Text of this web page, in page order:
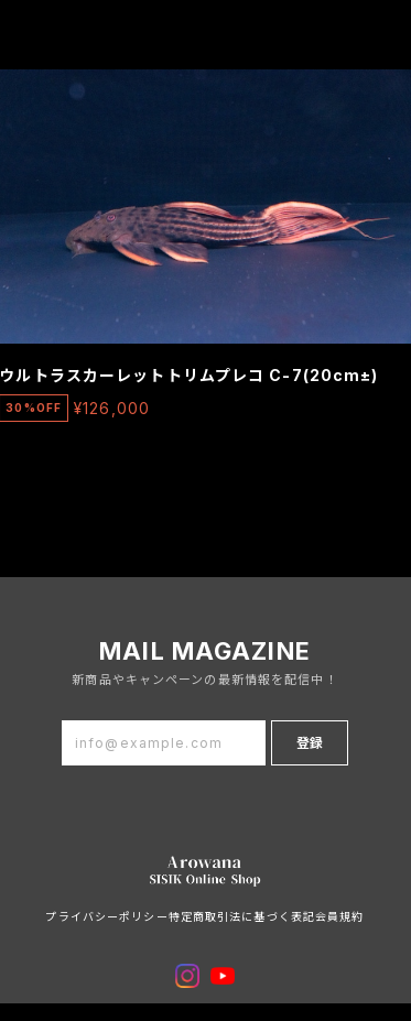
ウルトラスカーレットトリムプレコ C-7(20cm±)
30%OFF ¥126,000
MAIL MAGAZINE
新商品やキャンペーンの最新情報を配信中！
登録
プライバシーポリシー特定商取引法に基づく表記会員規約